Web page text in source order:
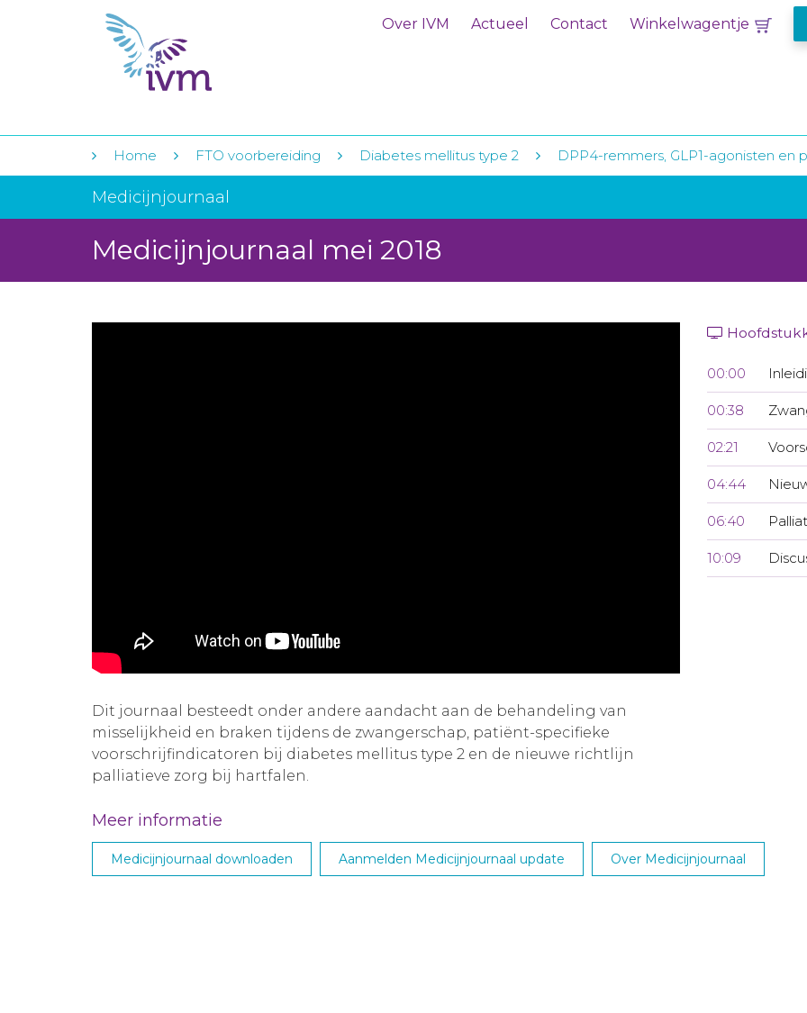
Over IVM Actueel Contact Winkelwagentje
Home FTO voorbereiding Diabetes mellitus type 2 DPP4-remmers, GLP1-agonisten en
Medicijnjournaal
Medicijnjournaal mei 2018
00:00
00:38
02:21
04:44
06:40
10:09
Dit journaal besteedt onder andere aandacht aan de behandeling van
misselijkheid en braken tijdens de zwangerschap, patiënt-specifieke
voorschrijfindicatoren bij diabetes mellitus type 2 en de nieuwe richtlijn
palliatieve zorg bij hartfalen.
Meer informatie
Medicijnjournaal downloaden Aanmelden Medicijnjournaal update Over Medicijnjournaal